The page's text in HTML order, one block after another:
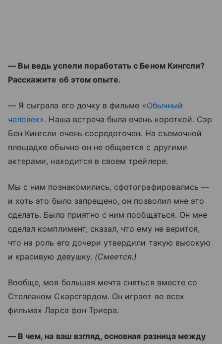
— Вы ведь успели поработать с Беном Кингсли?
Расскажите об этом опыте.
— Я сыграла его дочку в фильме «Обычный
человек». Наша встреча была очень короткой. Сэр
Бен Кингсли очень сосредоточен. На съемочной
площадке обычно он не общается с другими
актерами, находится в своем трейлере.
Мы с ним познакомились, сфотографировались —
и хоть это было запрещено, он позволил мне это
сделать. Было приятно с ним пообщаться. Он мне
сделал комплимент, сказал, что ему не верится,
что на роль его дочери утвердили такую высокую
и красивую девушку. (Смеется.)
Вообще, моя большая мечта сняться вместе со
Стелланом Скарсгардом. Он играет во всех
фильмах Ларса фон Триера.
— В чем, на ваш взгляд, основная разница между